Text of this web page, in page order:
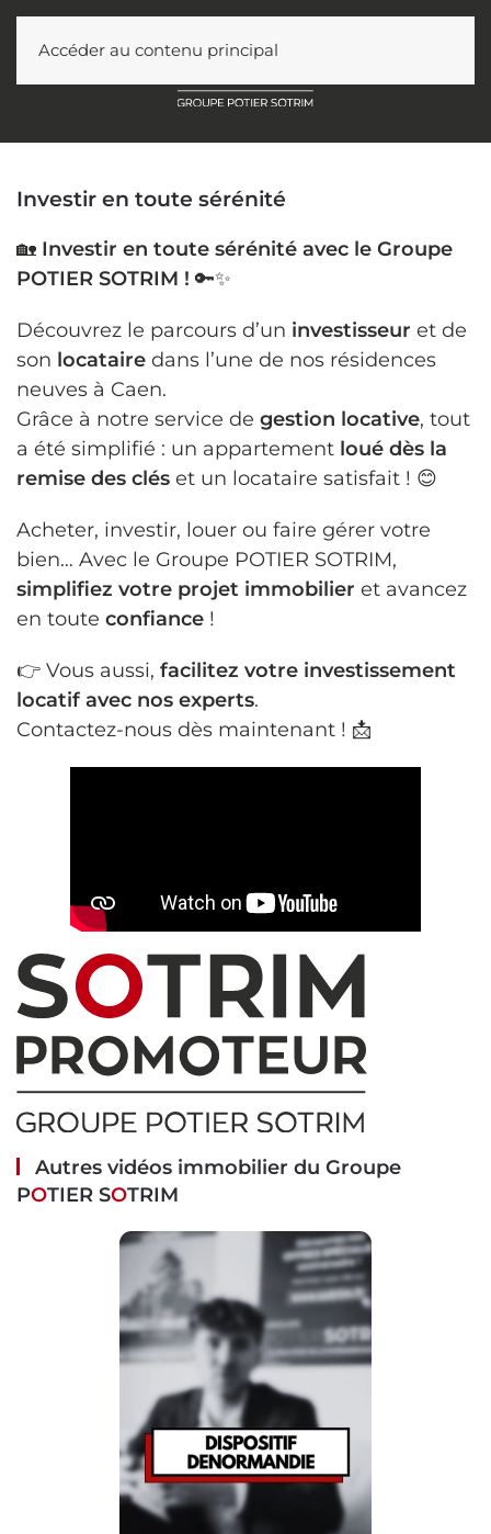
Accéder au contenu principal
Investir en toute sérénité
🏡 Investir en toute sérénité avec le Groupe
POTIER SOTRIM ! 🔑✨
Découvrez le parcours d’un investisseur et de
son locataire dans l’une de nos résidences
neuves à Caen.
Grâce à notre service de gestion locative, tout
a été simplifié : un appartement loué dès la
remise des clés et un locataire satisfait ! 😊
Acheter, investir, louer ou faire gérer votre
bien… Avec le Groupe POTIER SOTRIM,
simplifiez votre projet immobilier et avancez
en toute confiance !
👉 Vous aussi, facilitez votre investissement
locatif avec nos experts.
Contactez-nous dès maintenant ! 📩
Autres vidéos immobilier du Groupe
POTIER SOTRIM